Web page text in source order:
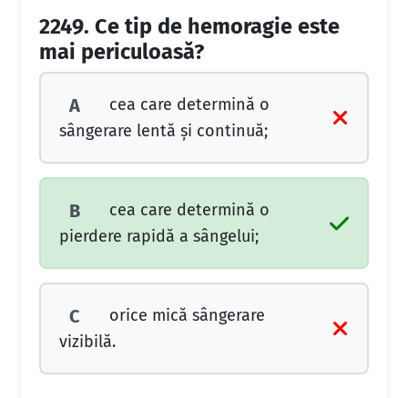
2249. Ce tip de hemoragie este
mai periculoasă?
A
cea care determină o
sângerare lentă şi continuă;
B
cea care determină o
pierdere rapidă a sângelui;
C
orice mică sângerare
vizibilă.